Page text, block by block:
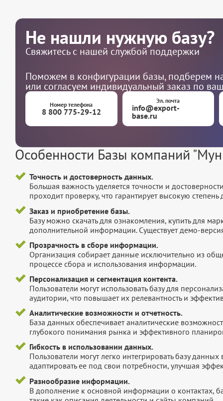
Не нашли нужную базу?
Свяжитесь с нашей службой поддержки
Поможем в конфигурации базы, подберем
или согласуем индивидуальный заказ по
Номер телефона
8 800 775-29-12
Эл. почта
info@export-
base.ru
Особенности Базы компаний
Точность и достоверность данных.
Большая важность уделяется точности и
проходит проверку, что гарантирует высокую
Заказ и приобретение базы.
Базу можно скачать для ознакомления, купить для
дополнительной информации. Существует демо-
Прозрачность в сборе информации.
Организация собирает данные исключительно из
процессе сбора и использования информации.
Персонализация и сегментация контента.
Пользователи могут использовать базу для
аудитории, что повышает их релевантность и
Аналитические возможности и отчетность.
База данных обеспечивает аналитические
глубокого понимания рынка и эффективного
Гибкость в использовании данных.
Пользователи могут легко интегрировать базу
адаптировать ее под свои потребности, улучшая
Разнообразие информации.
В дополнение к основной информации о контактах,